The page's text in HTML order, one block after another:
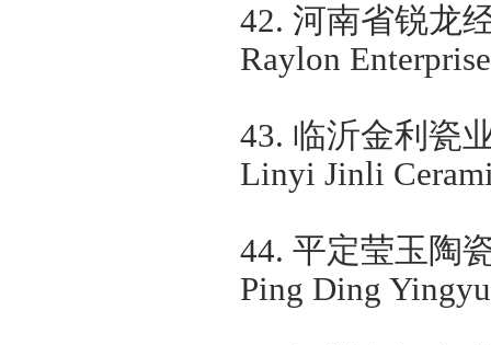
42. 河南省锐龙
Raylon
43. 临沂金利瓷
Linyi Jinli
44. 平定莹玉陶
Ping Ding